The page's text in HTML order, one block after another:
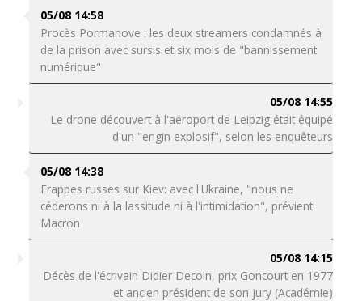
05/08 14:58
Procès Pormanove : les deux streamers condamnés à
de la prison avec sursis et six mois de "bannissement
numérique"
05/08 14:55
Le drone découvert à l'aéroport de Leipzig était équipé
d'un "engin explosif", selon les enquêteurs
05/08 14:38
Frappes russes sur Kiev: avec l'Ukraine, "nous ne
céderons ni à la lassitude ni à l'intimidation", prévient
Macron
05/08 14:15
Décès de l'écrivain Didier Decoin, prix Goncourt en 1977
et ancien président de son jury (Académie)